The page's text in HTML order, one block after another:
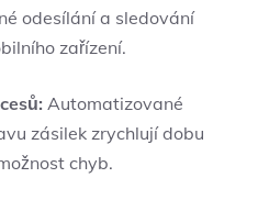
odesílání a sledování
zařízení.
Automatizované
zásilek zrychlují dobu
chyb.